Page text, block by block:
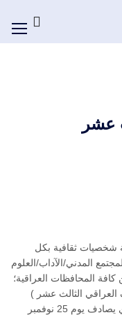
عشر
شخصيات ثقافية بكل
المدني/الآداب/العلوم
كافة المحافظات العراقية؛
الثالث عشر )
،وتكريم المتميزين منهم في هذه المناسبة الذي يصادف يوم 25 نوفمبر